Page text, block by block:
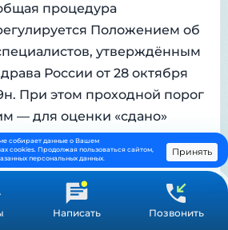
Написать Позвонить
процедура
Положением об
утверждённым
России от 28 октября
При этом проходной порог
— для оценки «сдано»
ответить не менее
То есть планка
но достичь её стало
больше и они
собирает данные о Вашем
cookies. Продолжая пользоваться сайтом,
персональных данных.
Принять